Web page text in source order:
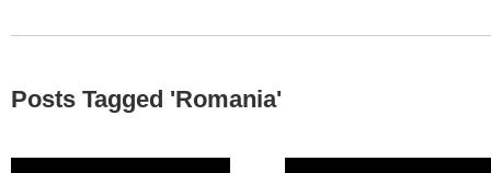
Posts Tagged 'Romania'